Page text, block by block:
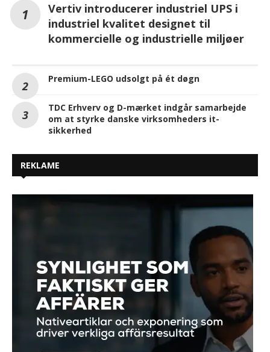
Vertiv introducerer industriel UPS i
industriel kvalitet designet til
kommercielle og industrielle miljøer
Premium-LEGO udsolgt på ét døgn
TDC Erhverv og D-mærket indgår samarbejde
om at styrke danske virksomheders it-
sikkerhed
REKLAME